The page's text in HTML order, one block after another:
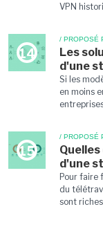
VPN
14
/ PROPOSÉ
Les
d'une
Si les
en moins
15
/ PROPOSÉ
d'une
Pour faire
du
sont